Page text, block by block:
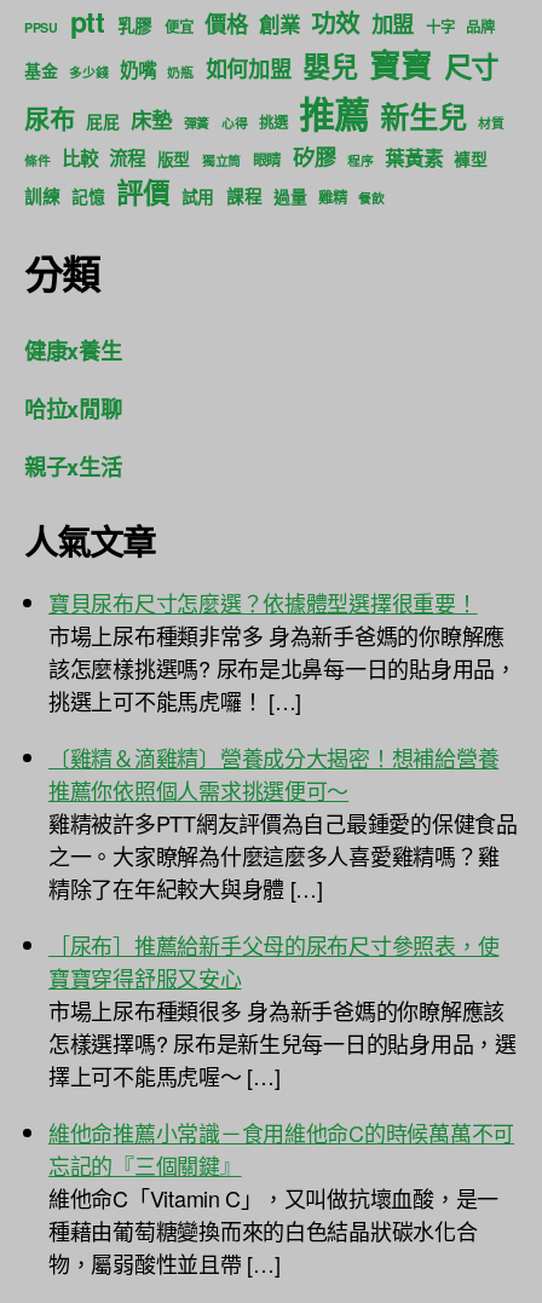
PPSU ptt 乳膠 便宜 價格 創業 功效 加盟 十字 品牌
基金 多少錢 奶嘴 奶瓶 如何加盟 嬰兒 寶寶 尺寸
尿布 屁屁 床墊 彈簧 心得 挑選 推薦 新生兒 材質
條件 比較 流程 版型 獨立筒 眼睛 矽膠 程序 葉黃素 褲型
訓練 記憶 評價 試用 課程 過量 雞精 餐飲
分類
健康x養生
哈拉x閒聊
親子x生活
人氣文章
寶貝尿布尺寸怎麼選？依據體型選擇很重要！
市場上尿布種類非常多 身為新手爸媽的你瞭解應
該怎麼樣挑選嗎? 尿布是北鼻每一日的貼身用品，
挑選上可不能馬虎囉！ […]
〔雞精＆滴雞精〕營養成分大揭密！想補給營養
推薦你依照個人需求挑選便可～
雞精被許多PTT網友評價為自己最鍾愛的保健食品
之一。大家瞭解為什麼這麼多人喜愛雞精嗎？雞
精除了在年紀較大與身體 […]
［尿布］推薦給新手父母的尿布尺寸參照表，使
寶寶穿得舒服又安心
市場上尿布種類很多 身為新手爸媽的你瞭解應該
怎樣選擇嗎? 尿布是新生兒每一日的貼身用品，選
擇上可不能馬虎喔～ […]
維他命推薦小常識－食用維他命C的時候萬萬不可
忘記的『三個關鍵』
維他命C「Vitamin C」，又叫做抗壞血酸，是一
種藉由葡萄糖變換而來的白色結晶狀碳水化合
物，屬弱酸性並且帶 […]